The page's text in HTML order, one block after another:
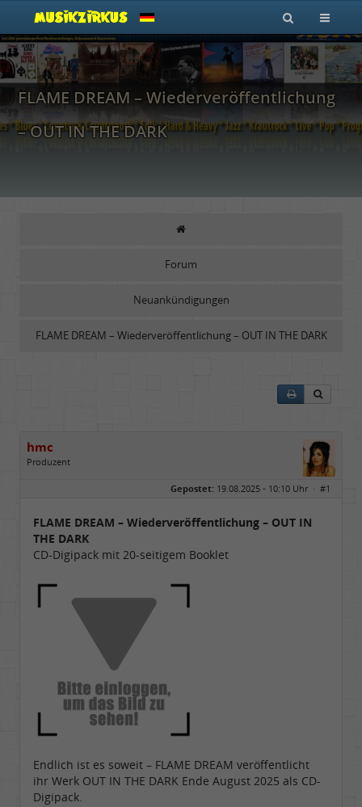
FLAME DREAM – Wiederveröffentlichung
– OUT IN THE DARK
Forum
Neuankündigungen
FLAME DREAM – Wiederveröffentlichung – OUT IN THE DARK
hmc
Produzent
Beiträge:
17571
Dabei seit:
Gepostet: 19.08.2025 - 10:10 Uhr · #1
FLAME DREAM – Wiederveröffentlichung – OUT IN
THE DARK
CD-Digipack mit 20-seitigem Booklet
Endlich ist es soweit – FLAME DREAM veröffentlicht
ihr Werk OUT IN THE DARK Ende August 2025 als CD-
Digipack.